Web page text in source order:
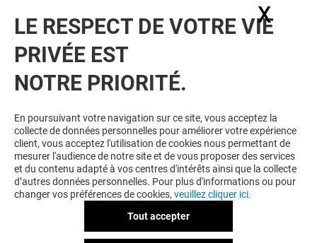
LE RESPECT DE VOTRE VIE
PRIVÉE EST
NOTRE PRIORITÉ.
En poursuivant votre navigation sur ce site, vous acceptez la
collecte de données personnelles pour améliorer votre expérience
client, vous acceptez l'utilisation de cookies nous permettant de
mesurer l'audience de notre site et de vous proposer des services
et du contenu adapté à vos centres d'intérêts ainsi que la collecte
d’autres données personnelles. Pour plus d'informations ou pour
changer vos préférences de cookies, veuillez cliquer ici.
Tout accepter
X